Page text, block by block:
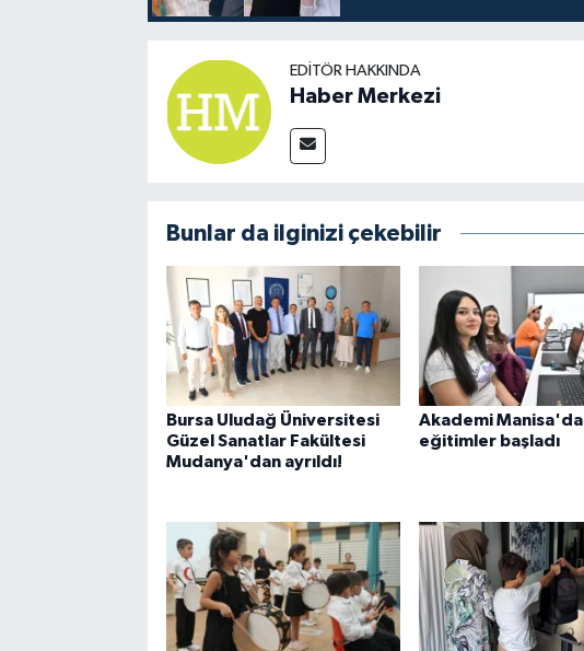
EDITÖR HAKKINDA
Haber Merkezi
Bunlar da ilginizi çekebilir
Bursa Uludağ Üniversitesi
Güzel Sanatlar Fakültesi
Mudanya'dan ayrıldı!
Akademi Manisa'da
eğitimler başladı